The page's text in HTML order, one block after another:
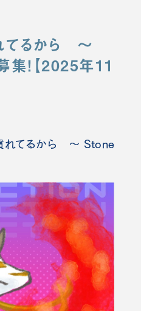
てるから ～
！【2025年11
れてるから ～ Stone